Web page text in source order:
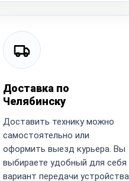
Доставка по
Челябинску
Доставить технику можно
самостоятельно или
оформить выезд курьера. Вы
выбираете удобный для себя
вариант передачи устройства.